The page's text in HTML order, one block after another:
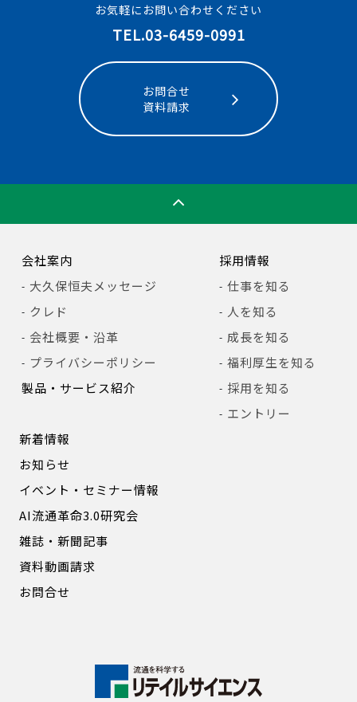
お気軽にお問い合わせください
TEL.03-6459-0991
お問合せ
資料請求
会社案内
大久保恒夫メッセージ
クレド
会社概要・沿革
プライバシーポリシー
製品・サービス紹介
採用情報
仕事を知る
人を知る
成長を知る
福利厚生を知る
採用を知る
エントリー
新着情報
お知らせ
イベント・セミナー情報
AI流通革命3.0研究会
雑誌・新聞記事
資料動画請求
お問合せ